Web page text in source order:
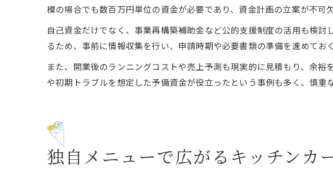
模の場合でも数百万円単位の資金が必要であり、資金計画の立案が不可欠
自己資金だけでなく、事業再構築補助金など公的支援制度の活用も検
るため、事前に情報収集を行い、申請時期や必要書類の準備を進めてお
また、開業後のランニングコストや売上予測も現実的に見積もり、余
や初期トラブルを想定した予備資金が役立ったという事例も多く、慎重
独自メニューで広がるキッチンカ